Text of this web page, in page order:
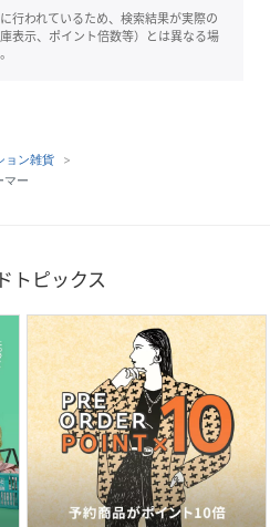
行われているため、検索結果が実際の
表示、ポイント倍数等）とは異なる場
ョン雑貨
マー
トピックス